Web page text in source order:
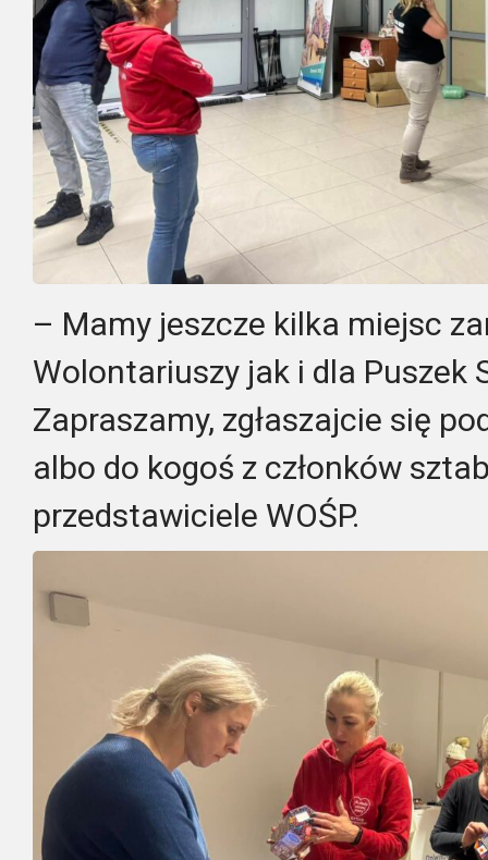
– Mamy jeszcze kilka miejsc
Wolontariuszy jak i dla Puszek
Zapraszamy, zgłaszajcie się
albo do kogoś z członków
przedstawiciele WOŚP.